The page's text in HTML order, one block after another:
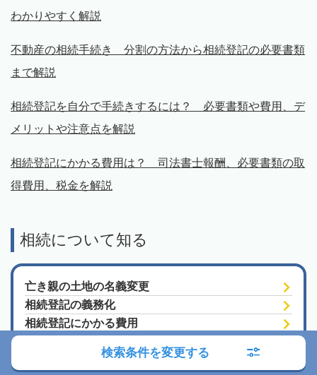
わかりやすく解説
不動産の相続手続き 分割の方法から相続登記の必要書類
まで解説
相続登記を自分で手続きするには？ 必要書類や費用、デ
メリットや注意点を解説
相続登記にかかる費用は？ 司法書士報酬、必要書類の取
得費用、税金を解説
相続について知る
亡き親の土地の名義変更
相続登記の義務化
相続登記にかかる費用
相続登記の必要書類
検索条件を変更する